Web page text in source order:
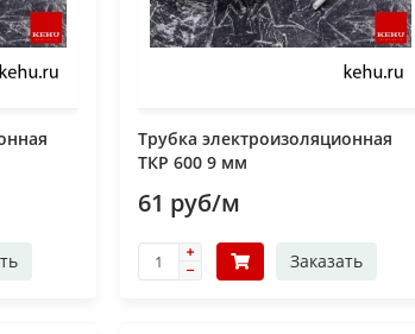
Трубка электроизоляционная
ТКР 600 9 мм
61 руб/м
Заказать